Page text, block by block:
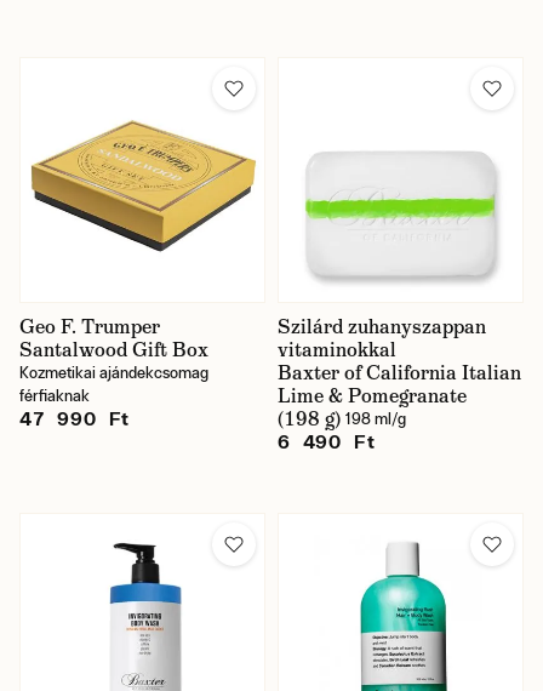
Geo F. Trumper
Santalwood Gift Box
Kozmetikai ajándekcsomag
férfiaknak
47 990 Ft
Szilárd zuhanyszappan
vitaminokkal
Baxter of California Italian
Lime & Pomegranate
(198 g) 198 ml/g
6 490 Ft